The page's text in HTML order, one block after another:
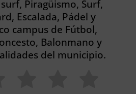
Piragüismo, Surf,
Escalada, Pádel y
campus de Fútbol,
Balonmano y
del municipio.